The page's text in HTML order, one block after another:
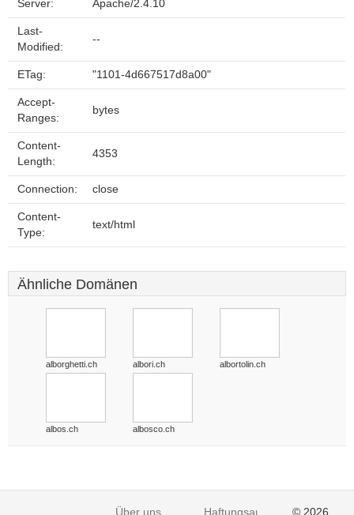
Server: Apache/2.4.10
Last-
Modified:
--
ETag: "1101-4d667517d8a00"
Accept-
Ranges:
bytes
Content-
Length:
4353
Connection: close
Content-
Type:
text/html
Ähnliche Domänen
alborghetti.ch albori.ch albortolin.ch
albos.ch albosco.ch
Über uns Haftungsausschluss© 2026